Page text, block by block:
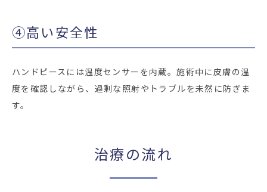
④高い安全性
ハンドピースには温度センサーを内蔵。施術中に皮膚の温
度を確認しながら、過剰な照射やトラブルを未然に防ぎま
す。
治療の流れ